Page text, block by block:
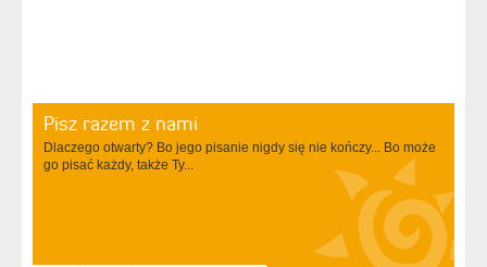
Pisz razem z nami
Dlaczego otwarty? Bo jego pisanie nigdy się nie kończy... Bo może
go pisać każdy, także Ty...